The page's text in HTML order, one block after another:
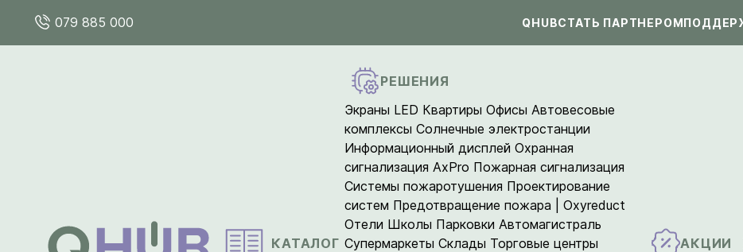
079 885 000 QHUBСТАТЬ ПАРТНЕРОМ
КАТАЛОГ
РЕШЕНИЯ
Экраны LED Квартиры Офисы Автовесовые
комплексыСолнечные электростанции
Информационный дисплей Охранная
сигнализация AxPro Пожарная сигнализация
Системы пожаротушения Проектирование
систем Предотвращение пожара | Oxyreduct
Отели Школы Парковки Автомагистраль
Супермаркеты Склады Торговые центры
АКЦИИ